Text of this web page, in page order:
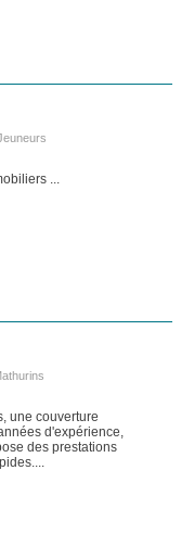
...
une couverture
d'expérience,
des prestations